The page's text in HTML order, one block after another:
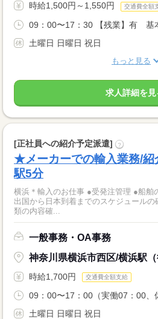
時給1,500円～1,550円 交通費全額
09：00〜17：30 【残業】有 基
土曜日 日曜日 祝日
もっと見る
求人詳細を見
[正社員への紹介予定派遣] ?
★メーカーでの輸入業務/紹
駅5分
横浜＊輸入のお仕事 ●受発注管理 ●船舶
出国から日本到着までのスケジュール
類の内容確...
一般事務・OA事務
神奈川県横浜市西区/横浜駅（
時給1,700円 交通費全額支給
09：00〜17：00（実働07：00、
土曜日 日曜日 祝日